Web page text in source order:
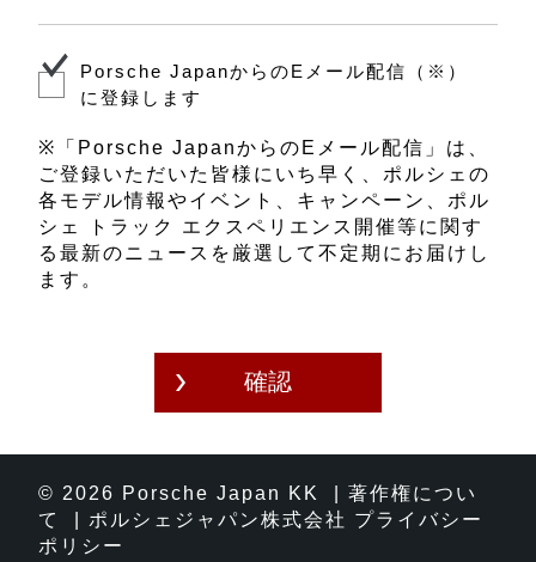
ちお客様を担当する販売店を営む法人
（以下、「担当販売店」といいます。）
客様の個人情報については、当社が管理
責任者として責任をもって管理します。
オンラインコンサルテーションのご予約
を承るポルシェ正規販売店は、下記のと
おりです。
ポルシェセンター横浜青葉
トにあります
プライバシーポリシー
覧ください。また、お客様からのお問い
18:00）にて承ります。
Porsche JapanからのEメール配信（※）
に登録します
※「Porsche JapanからのEメール配信」は、
ご登録いただいた皆様にいち早く、ポルシェの
各モデル情報やイベント、キャンペーン、ポル
シェ トラック エクスペリエンス開催等に関す
る最新のニュースを厳選して不定期にお届けし
ます。
© 2026 Porsche Japan KK | 著作権につい
て
ポルシェジャパン株式会社 プライバシー
ポリシー